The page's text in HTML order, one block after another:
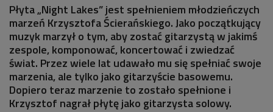
Płyta „Night Lakes” jest spełnieniem młodzieńczych
marzeń Krzysztofa Ścierańskiego. Jako początkujący
muzyk marzył o tym, aby zostać gitarzystą w jakimś
zespole, komponować, koncertować i zwiedzać
świat. Przez wiele lat udawało mu się spełniać swoje
marzenia, ale tylko jako gitarzyście basowemu.
Dopiero teraz marzenie to zostało spełnione i
Krzysztof nagrał płytę jako gitarzysta solowy.